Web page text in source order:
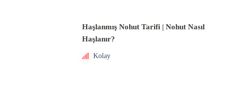
Haşlanmış Nohut Tarifi | Nohut Nasıl
Haşlanır?
Kolay